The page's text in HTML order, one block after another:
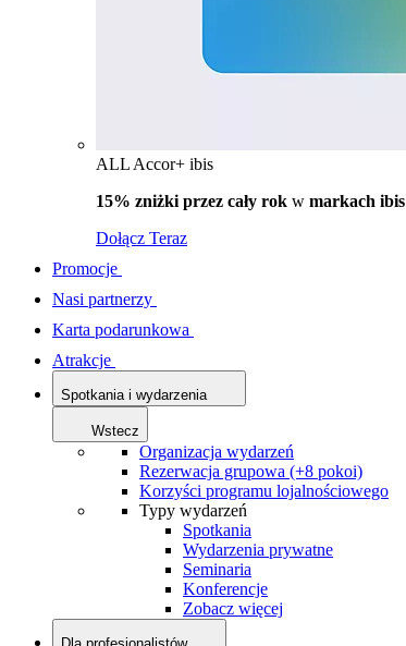
ALL Accor+ ibis
15% zniżki przez cały rok w markach ibis
Dołącz Teraz
Promocje
Nasi partnerzy
Karta podarunkowa
Atrakcje
Spotkania i wydarzenia
Wstecz
Organizacja wydarzeń
Rezerwacja grupowa (+8 pokoi)
Korzyści programu lojalnościowego
Typy wydarzeń
Spotkania
Wydarzenia prywatne
Seminaria
Konferencje
Zobacz więcej